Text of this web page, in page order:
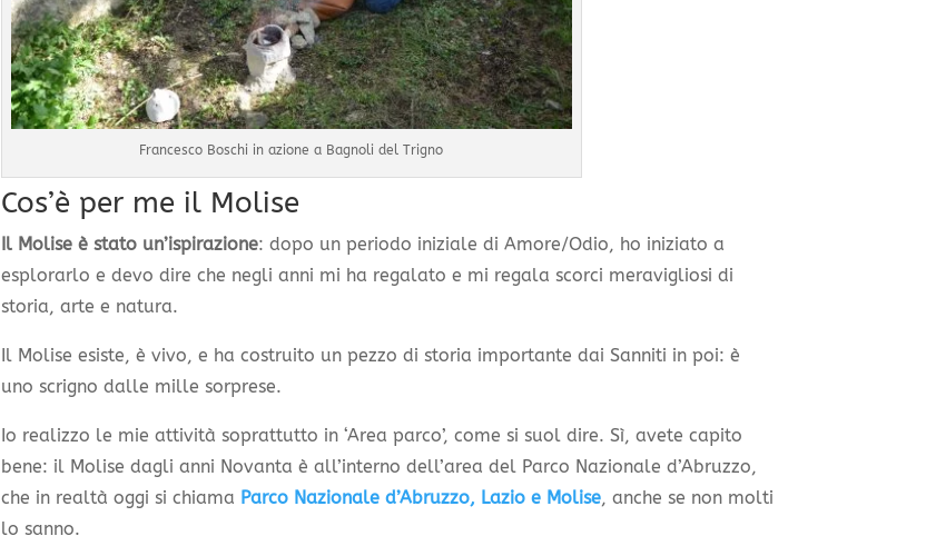
Francesco Boschi in azione a Bagnoli del Trigno
Cos’è per me il Molise
Il Molise è stato un’ispirazione: dopo un periodo iniziale di Amore/Odio, ho iniziato a
esplorarlo e devo dire che negli anni mi ha regalato e mi regala scorci meravigliosi di
storia, arte e natura.
Il Molise esiste, è vivo, e ha costruito un pezzo di storia importante dai Sanniti in poi: è
uno scrigno dalle mille sorprese.
Io realizzo le mie attività soprattutto in ‘Area parco’, come si suol dire. Sì, avete capito
bene: il Molise dagli anni Novanta è all’interno dell’area del Parco Nazionale d’Abruzzo,
che in realtà oggi si chiama Parco Nazionale d’Abruzzo, Lazio e Molise, anche se non molti
lo sanno.